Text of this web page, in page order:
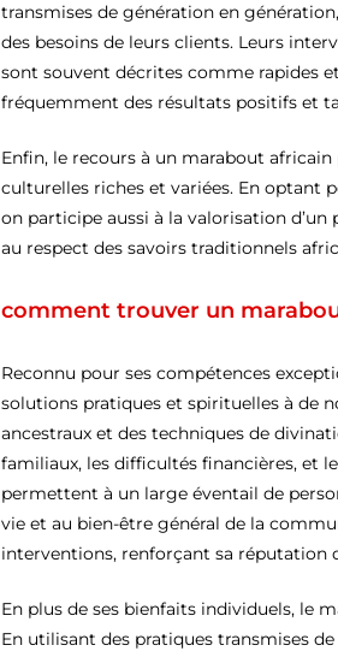
transmises de génération en
des besoins de leurs clients. Leurs
sont souvent décrites comme rapides
fréquemment des résultats positifs et
Enfin, le recours à un marabout
culturelles riches et variées. En optant
on participe aussi à la valorisation
au respect des savoirs traditionnels
comment trouver un
Reconnu pour ses compétences
solutions pratiques et spirituelles à de
ancestraux et des techniques de
familiaux, les difficultés financières, et
permettent à un large éventail de
vie et au bien-être général de la
interventions, renforçant sa réputation
En plus de ses bienfaits individuels, le
En utilisant des pratiques transmises